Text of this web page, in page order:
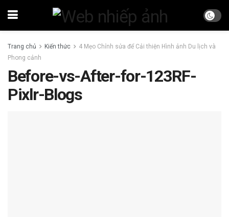
Trang chủ Kiến thức
4 Mẹo Chỉnh sửa để Cải thiện Hình ảnh Du lịch và
Phong cảnh
Before-vs-After-for-123RF-
Pixlr-Blogs